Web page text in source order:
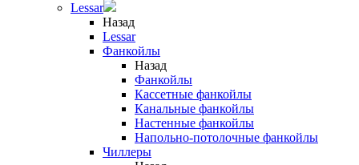
Lessar
Назад
Lessar
Фанкойлы
Назад
Фанкойлы
Кассетные фанкойлы
Канальные фанкойлы
Настенные фанкойлы
Напольно-потолочные фанкойлы
Чиллеры